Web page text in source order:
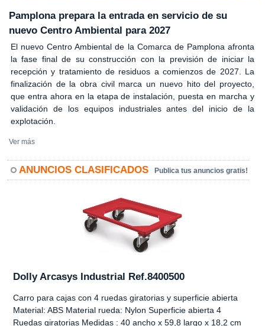
Pamplona prepara la entrada en servicio de su
nuevo Centro Ambiental para 2027
El nuevo Centro Ambiental de la Comarca de Pamplona afronta
la fase final de su construcción con la previsión de iniciar la
recepción y tratamiento de residuos a comienzos de 2027. La
finalización de la obra civil marca un nuevo hito del proyecto,
que entra ahora en la etapa de instalación, puesta en marcha y
validación de los equipos industriales antes del inicio de la
explotación.
Ver más
ANUNCIOS CLASIFICADOS Publica tus anuncios gratis!
Dolly Arcasys Industrial Ref.8400500
Carro para cajas con 4 ruedas giratorias y superficie abierta
Material: ABS Material rueda: Nylon Superficie abierta 4
Ruedas giratorias Medidas : 40 ancho x 59,8 largo x 18,2 cm